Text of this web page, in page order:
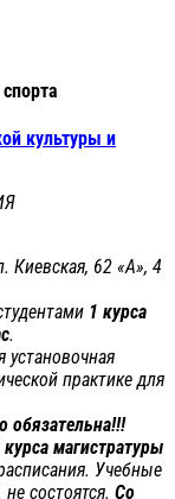
культуры и
Киевская, 62 «А», 4
1 курса
.
практике для
обязательна!!!
курса магистратуры
Учебные
не состоятся. Со